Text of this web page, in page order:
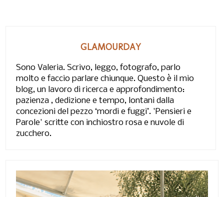
GLAMOURDAY
Sono Valeria. Scrivo, leggo, fotografo, parlo
molto e faccio parlare chiunque. Questo è il mio
blog, un lavoro di ricerca e approfondimento:
pazienza , dedizione e tempo, lontani dalla
concezioni del pezzo ‘mordi e fuggi’. 'Pensieri e
Parole' scritte con inchiostro rosa e nuvole di
zucchero.